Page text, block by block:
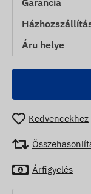
Áru helye
Kedvencekhez
Árfigyelés